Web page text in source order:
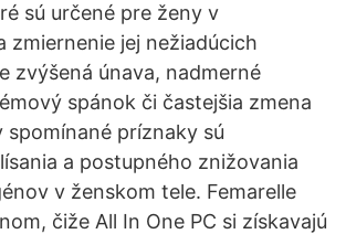
sú určené pre ženy v
zmiernenie jej nežiadúcich
zvýšená únava, nadmerné
spánok či častejšia zmena
spomínané príznaky sú
a postupného znižovania
v ženskom tele. Femarelle
čiže All In One PC si získavajú